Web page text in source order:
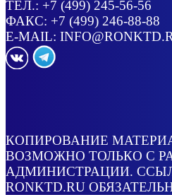
ТЕЛ.: +7 (499) 245-56-56
ФАКС: +7 (499) 246-88-88
E-MAIL:
КОПИРОВАНИЕ
ВОЗМОЖНО ТОЛЬКО С
АДМИНИСТРАЦИИ.
RONKTD.RU